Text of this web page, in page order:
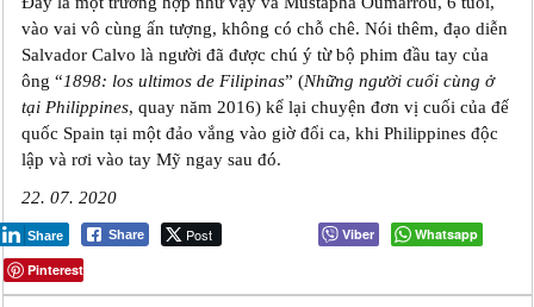
vào vai vô cùng ấn tượng, không có chỗ chê. Nói thêm, đạo diễn
Salvador Calvo là người đã được chú ý từ bộ phim đầu tay của
ông “1898: los ultimos de Filipinas” (Những người cuối cùng ở
tại Philippines, quay năm 2016) kể lại chuyện đơn vị cuối của đế
quốc Spain tại một đảo vắng vào giờ đổi ca, khi Philippines độc
lập và rơi vào tay Mỹ ngay sau đó.
22. 07. 2020
Share Post
Share Viber
Whatsapp
Pinterest